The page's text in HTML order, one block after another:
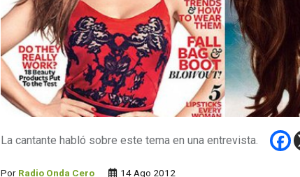
La cantante habló sobre este tema en una entrevista.
Por Radio Onda Cero 14 Ago 2012